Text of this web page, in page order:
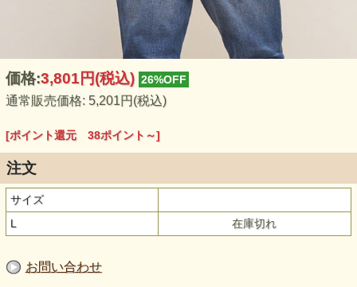
価格:3,801円(税込) 26%OFF
通常販売価格: 5,201円(税込)
[ポイント還元 38ポイント～]
注文
サイズ
L
在庫切れ
お問い合わせ